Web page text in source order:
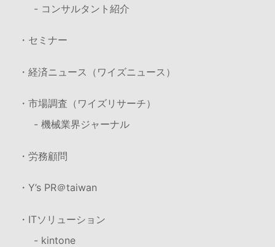
- コンサルタント紹介
・セミナー
・経済ニュース（ワイズニュース）
・市場調査（ワイズリサーチ）
- 機械業界ジャーナル
・労務顧問
・Y’s PR＠taiwan
・ITソリューション
- kintone